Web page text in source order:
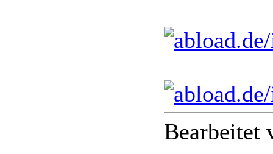
Bearbeitet